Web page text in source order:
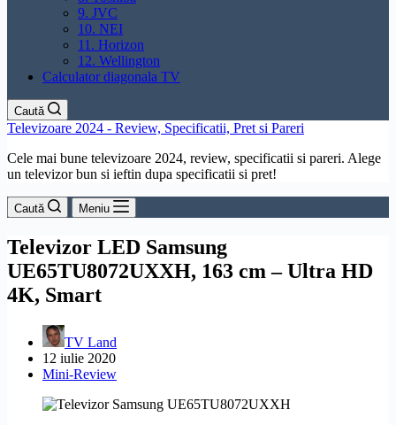
9. JVC
10. NEI
11. Horizon
12. Wellington
Calculator diagonala TV
Caută
Televizoare 2024 - Review, Specificatii, Pret si Pareri
Cele mai bune televizoare 2024, review, specificatii si pareri. Alege
un televizor bun si ieftin dupa specificatii si pret!
Caută Meniu
Televizor LED Samsung
UE65TU8072UXXH, 163 cm – Ultra HD
4K, Smart
TV Land
12 iulie 2020
Mini-Review